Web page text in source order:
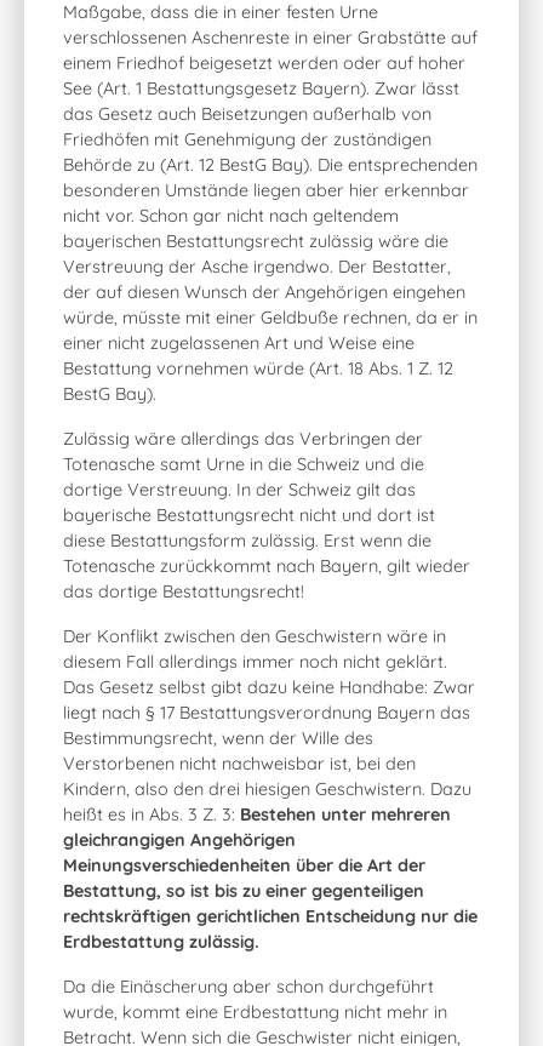
Maßgabe, dass die in einer festen Urne
verschlossenen Aschenreste in einer Grabstätte auf
einem Friedhof beigesetzt werden oder auf hoher
See (Art. 1 Bestattungsgesetz Bayern). Zwar lässt
das Gesetz auch Beisetzungen außerhalb von
Friedhöfen mit Genehmigung der zuständigen
Behörde zu (Art. 12 BestG Bay). Die entsprechenden
besonderen Umstände liegen aber hier erkennbar
nicht vor. Schon gar nicht nach geltendem
bayerischen Bestattungsrecht zulässig wäre die
Verstreuung der Asche irgendwo. Der Bestatter,
der auf diesen Wunsch der Angehörigen eingehen
würde, müsste mit einer Geldbuße rechnen, da er in
einer nicht zugelassenen Art und Weise eine
Bestattung vornehmen würde (Art. 18 Abs. 1 Z. 12
BestG Bay).
Zulässig wäre allerdings das Verbringen der
Totenasche samt Urne in die Schweiz und die
dortige Verstreuung. In der Schweiz gilt das
bayerische Bestattungsrecht nicht und dort ist
diese Bestattungsform zulässig. Erst wenn die
Totenasche zurückkommt nach Bayern, gilt wieder
das dortige Bestattungsrecht!
Der Konflikt zwischen den Geschwistern wäre in
diesem Fall allerdings immer noch nicht geklärt.
Das Gesetz selbst gibt dazu keine Handhabe: Zwar
liegt nach § 17 Bestattungsverordnung Bayern das
Bestimmungsrecht, wenn der Wille des
Verstorbenen nicht nachweisbar ist, bei den
Kindern, also den drei hiesigen Geschwistern. Dazu
heißt es in Abs. 3 Z. 3: Bestehen unter mehreren
gleichrangigen Angehörigen
Meinungsverschiedenheiten über die Art der
Bestattung, so ist bis zu einer gegenteiligen
rechtskräftigen gerichtlichen Entscheidung nur die
Erdbestattung zulässig.
Da die Einäscherung aber schon durchgeführt
wurde, kommt eine Erdbestattung nicht mehr in
Betracht. Wenn sich die Geschwister nicht einigen,